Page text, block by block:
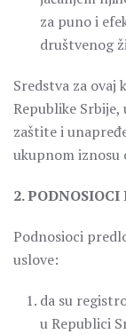
za puno i
društvenog
Sredstva za ovaj
Republike
zaštite i
ukupnom iznosu
2.
Podnosioci
uslove:
da su
u Republici